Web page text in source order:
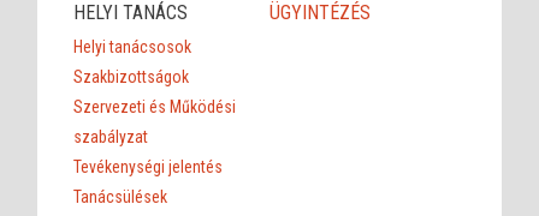
HELYI TANÁCS
Helyi tanácsosok
Szakbizottságok
Szervezeti és Működési
szabályzat
Tevékenységi jelentés
Tanácsülések
ÜGYINTÉZÉS